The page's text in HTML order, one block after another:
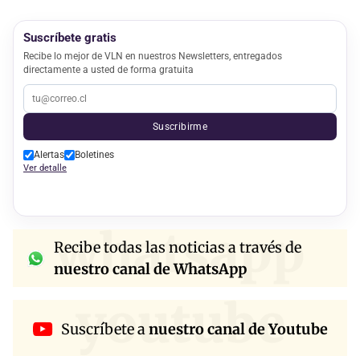
Suscríbete gratis
Recibe lo mejor de VLN en nuestros Newsletters, entregados
directamente a usted de forma gratuita
Suscribirme
Alertas Boletines
Ver detalle
whatsapp
Recibe todas las noticias a través de
nuestro canal de WhatsApp
youtube
Suscríbete anuestro canal de Youtube